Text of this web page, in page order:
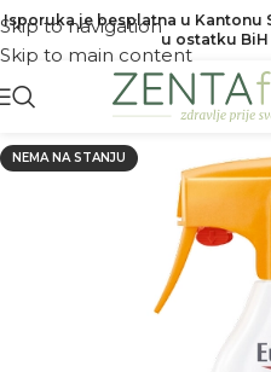
Skip to navigation
Skip to main content
Isporuka je besplatna u Kantonu
u ostatku BiH
NEMA NA STANJU